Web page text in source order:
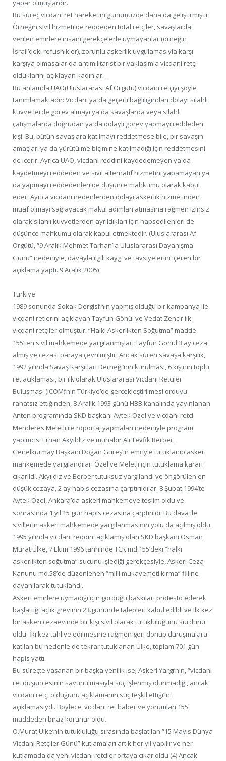
yapar olmuşlardır.
Bu süreç vicdani ret hareketini günümüzde daha da geliştirmiştir.
Örneğin sivil hizmeti de reddeden total retçiler, savaşlarda
verilen emirlere insani gerekçelerle uymayanlar (örneğin
İsrail’deki refusnikler), zorunlu askerlik uygulamasıyla karşı
karşıya olmasalar da antimilitarist bir yaklaşımla vicdani retçi
olduklarını açıklayan kadınlar…
Bu anlamda UAÖ(Uluslararası Af Örgütü) vicdani retçiyi şöyle
tanımlamaktadır: Vicdani ya da geçerli bağlılığından dolayı silahlı
kuvvetlerde görev almayı ya da savaşlarda veya silahlı
çatışmalarda doğrudan ya da dolaylı görev yapmayı reddeden
kişi. Bu, bütün savaşlara katılmayı reddetmese bile, bir savaşın
amaçları ya da yürütülme biçimine katılmadığı için reddetmesini
de içerir. Ayrıca UAÖ, vicdani reddini kaydedemeyen ya da
kaydetmeyi reddeden ve sivil alternatif hizmetini yapamayan ya
da yapmayı reddedenleri de düşünce mahkumu olarak kabul
eder. Ayrıca vicdani nedenlerden dolayı askerlik hizmetinden
muaf olmayı sağlayacak makul adımları atmasına rağmen izinsiz
olarak silahlı kuvvetlerden ayrıldıkları için hapsedilenleri de
düşünce mahkumu olarak kabul etmektedir. (Uluslararası Af
Örgütü, “9 Aralık Mehmet Tarhan’la Uluslararası Dayanışma
Günü” nedeniyle, davayla ilgili kaygı ve tavsiyelerini içeren bir
açıklama yaptı. 9 Aralık 2005)
Türkiye
1989 sonunda Sokak Dergisi’nin yapmış olduğu bir kampanya ile
vicdani retlerini açıklayan Tayfun Gönül ve Vedat Zencir ilk
vicdani retçiler olmuştur. “Halkı Askerlikten Soğutma” madde
155’ten sivil mahkemede yargılanmışlar, Tayfun Gönül 3 ay ceza
almış ve cezası paraya çevrilmiştir. Ancak süren savaşa karşılık,
1992 yılında Savaş Karşıtları Derneği’nin kurulması, 6 kişinin toplu
ret açıklaması, bir ilk olarak Uluslararası Vicdani Retçiler
Buluşması (ICOM)’nın Türkiye’de gerçekleştirilmesi orduyu
rahatsız ettiğinden, 8 Aralık 1993 günü HBB kanalında yayınlanan
Anten programında SKD başkanı Aytek Özel ve vicdani retçi
Menderes Meletli ile röportaj yapmaları nedeniyle program
yapımcısı Erhan Akyıldız ve muhabir Ali Tevfik Berber,
Genelkurmay Başkanı Doğan Güreş’in emriyle tutuklanıp askeri
mahkemede yargılandılar. Özel ve Meletli için tutuklama kararı
çıkarıldı. Akyıldız ve Berber tutuksuz yargılandı ve öngörülen en
düşük cezaya, 2 ay hapis cezasına çarptırıldılar. 8 Şubat 1994’te
Aytek Özel, Ankara’da askeri mahkemeye teslim oldu ve
sonrasında 1 yıl 15 gün hapis cezasına çarptırıldı. Bu dava ile
sivillerin askeri mahkemede yargılanmasının yolu da açılmış oldu.
1995 yılında vicdani reddini açıklamış olan SKD başkanı Osman
Murat Ülke, 7 Ekim 1996 tarihinde TCK md.155’deki “halkı
askerlikten soğutma” suçunu işlediği gerekçesiyle, Askeri Ceza
Kanunu md.58’de düzenlenen “milli mukavemeti kırma” fiiline
dayanılarak tutuklandı.
Askeri emirlere uymadığı için gördüğü baskıları protesto ederek
başlattığı açlık grevinin 23.gününde talepleri kabul edildi ve ilk kez
bir askeri cezaevinde bir kişi sivil olarak tutukluluğunu sürdürür
oldu. İki kez tahliye edilmesine rağmen geri dönüp duruşmalara
katılan bu nedenle de tekrar tutuklanan Ülke, toplam 701 gün
hapis yattı.
Bu süreçte yaşanan bir başka yenilik ise; Askeri Yargı’nın, “vicdani
ret düşüncesinin savunulmasıyla suç işlenmiş olunmadığı, ancak,
vicdani retçi olduğunu açıklamanın suç teşkil ettiği”ni
açıklamasıydı. Böylece, vicdani ret haber ve yorumları 155.
maddeden biraz korunur oldu.
O.Murat Ülke’nin tutukluluğu sırasında başlatılan “15 Mayıs Dünya
Vicdani Retçiler Günü” kutlamaları artık her yıl yapılır ve her
kutlamada da yeni vicdani retçiler ortaya çıkar oldu.(4) Ancak